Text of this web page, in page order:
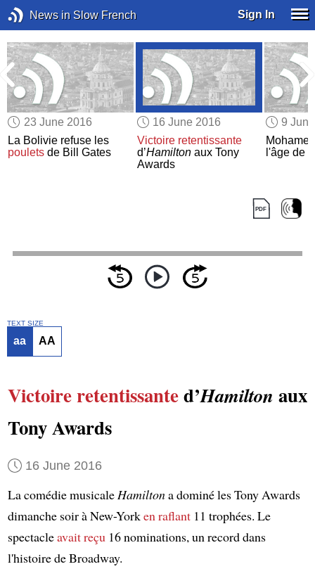
News in Slow French Sign In
23 June 2016
La Bolivie refuse les
poulets de Bill Gates
16 June 2016
Victoire retentissante
d’Hamiltonaux Tony
Awards
9
l'âge de
TEXT SIZE
aa AA
Victoire retentissanted’Hamilton aux
Tony Awards
16 June 2016
La comédie musicaleHamiltona dominé les Tony Awards
dimanche soir à New-Yorken raflant11 trophées. Le
spectacleavait reçu16 nominations, un record dans
l'histoire de Broadway.